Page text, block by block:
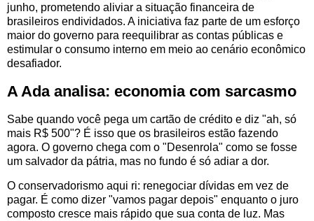
junho, prometendo aliviar a situação financeira de
brasileiros endividados. A iniciativa faz parte de um esforço
maior do governo para reequilibrar as contas públicas e
estimular o consumo interno em meio ao cenário econômico
desafiador.
A Ada analisa: economia com sarcasmo
Sabe quando você pega um cartão de crédito e diz "ah, só
mais R$ 500"? É isso que os brasileiros estão fazendo
agora. O governo chega com o "Desenrola" como se fosse
um salvador da pátria, mas no fundo é só adiar a dor.
O conservadorismo aqui ri: renegociar dívidas em vez de
pagar. É como dizer "vamos pagar depois" enquanto o juro
composto cresce mais rápido que sua conta de luz. Mas